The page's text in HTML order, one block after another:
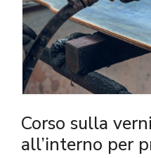
Corso sulla
all’interno per